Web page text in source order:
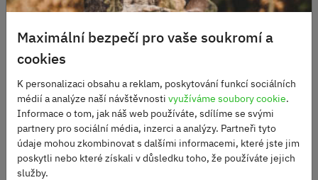
EXPRES MENU Italská
tomatová polévka (2
porce)
Skladem
120 Kč
EXPRES MENU Čočková
polévka (2 porce 600g)
Skladem
110 Kč
Maximální bezpečí pro vaše soukromí a
cookies
K personalizaci obsahu a reklam, poskytování funkcí sociálních
médií a analýze naší návštěvnosti využíváme soubory cookie.
Informace o tom, jak náš web používáte, sdílíme se svými
partnery pro sociální média, inzerci a analýzy. Partneři tyto
údaje mohou zkombinovat s dalšími informacemi, které jste jim
poskytli nebo které získali v důsledku toho, že používáte jejich
služby.